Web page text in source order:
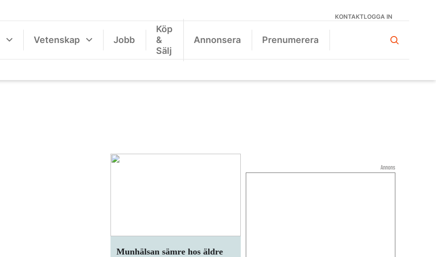
KONTAKTLOGGA IN
Vetenskap Jobb
Köp
&
Sälj
Annonsera Prenumerera
Munhälsan sämre hos äldre
Annons